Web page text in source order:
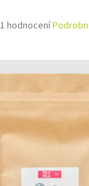
Průměrné
1 hodnocení